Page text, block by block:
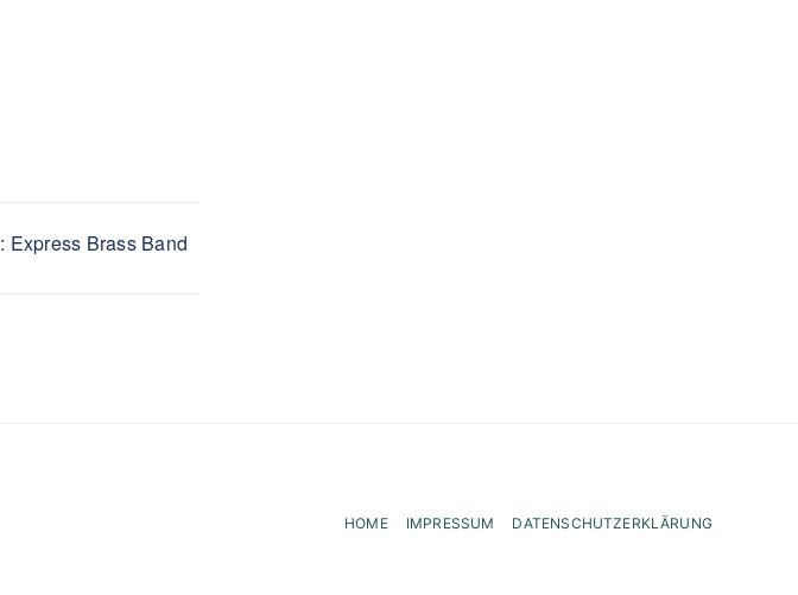
Express Brass Band
HOME IMPRESSUM DATENSCHUTZERKLÄRUNG